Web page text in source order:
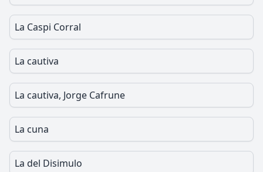
La Caspi Corral
La cautiva
La cautiva, Jorge Cafrune
La cuna
La del Disimulo